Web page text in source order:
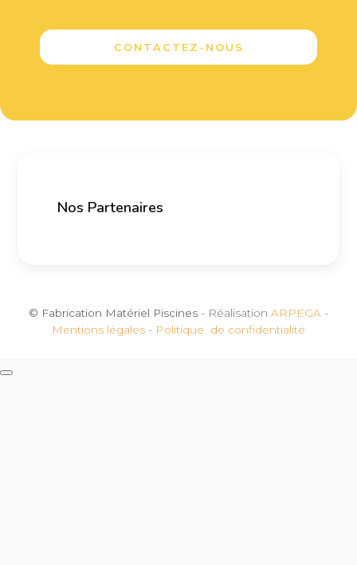
CONTACTEZ-NOUS
Nos Partenaires
© Fabrication Matériel Piscines - Réalisation ARPEGA -
Mentions légales - Politique de confidentialité